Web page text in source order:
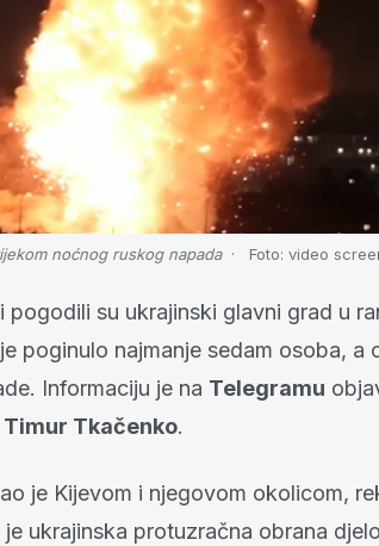
noćnog ruskog napada Foto: video
pogodili su ukrajinski glavni grad u
poginulo najmanje sedam osoba, a
Informaciju je na Telegramu
Timur Tkačenko.
je Kijevom i njegovom okolicom,
ukrajinska protuzračna obrana